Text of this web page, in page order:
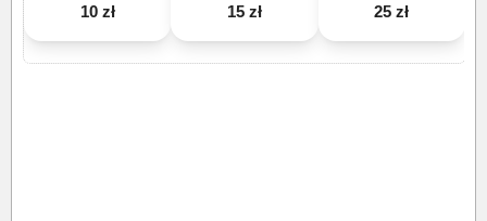
10 zł 15 zł 25 zł